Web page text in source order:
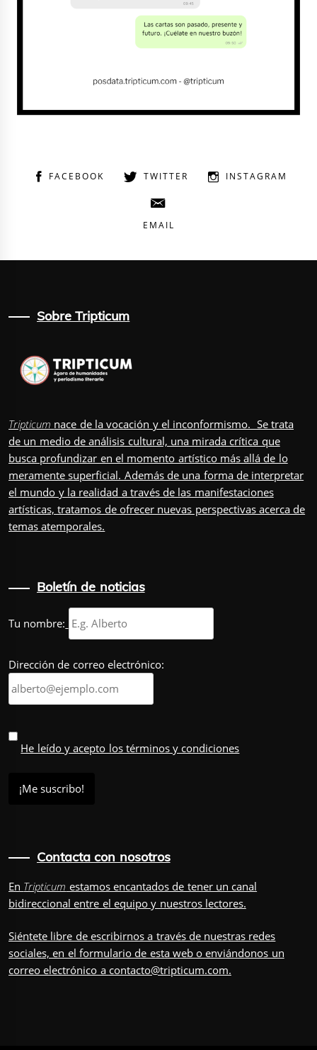
FACEBOOK TWITTER INSTAGRAM
EMAIL
Sobre Tripticum
Tripticum nace de la vocación y el inconformismo. Se trata
de un medio de análisis cultural, una mirada crítica que
busca profundizar en el momento artístico más allá de lo
meramente superficial. Además de una forma de interpretar
el mundo y la realidad a través de las manifestaciones
artísticas, tratamos de ofrecer nuevas perspectivas acerca de
temas atemporales.
Boletín de noticias
Tu nombre:
Dirección de correo electrónico:
He leído y acepto los términos y condiciones
Contacta con nosotros
En Tripticum estamos encantados de tener un canal
bidireccional entre el equipo y nuestros lectores.
Siéntete libre de escribirnos a través de nuestras redes
sociales, en el formulariode esta web o enviándonos un
correo electrónico a contacto@tripticum.com.